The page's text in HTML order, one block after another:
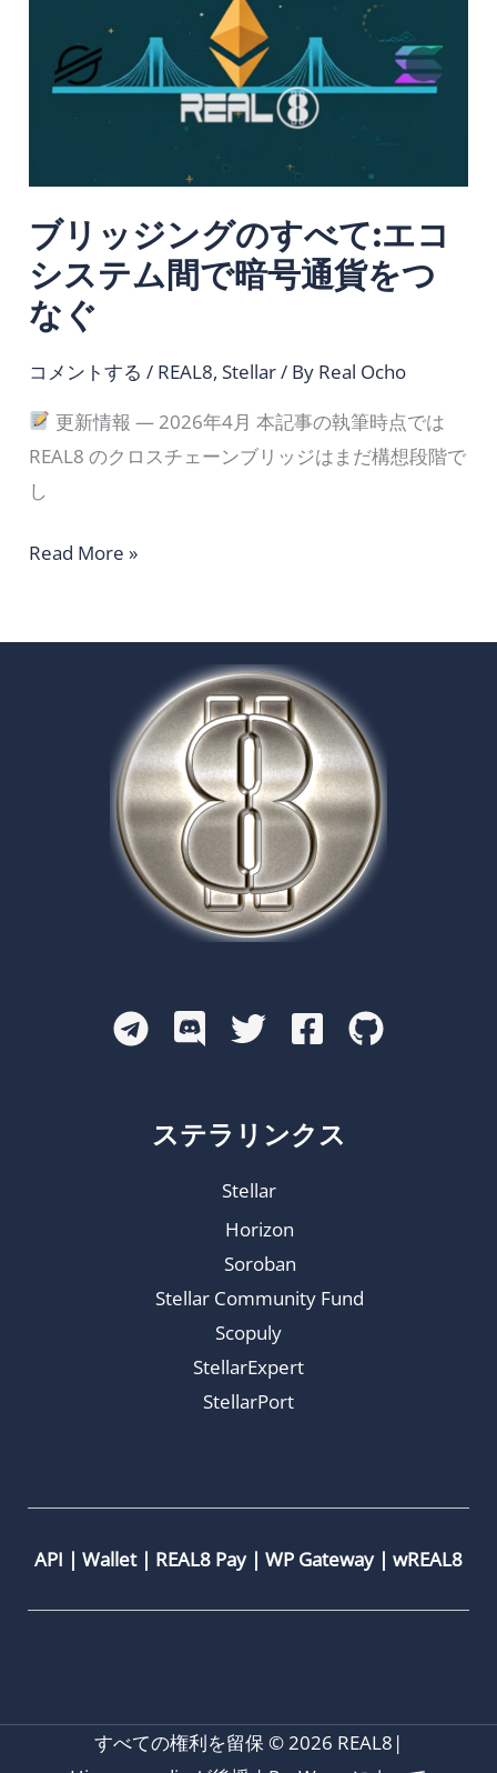
法
ブリッジングのすべて:エコ
システム間で暗号通貨をつ
なぐ
コメントする / REAL8,Stellar/ By Real Ocho
更新情報 — 2026年4月 本記事の執筆時点では
REAL8 のクロスチェーンブリッジはまだ構想段階で
し
べ
て:
エ
シ
ス
テ
ム
で
Read More »
ステラリンクス
Stellar
Horizon
Soroban
Stellar Community Fund
Scopuly
StellarExpert
StellarPort
API | Wallet| REAL8 Pay| WP Gateway| wREAL8
すべての権利を留保 © 2026 REAL8|